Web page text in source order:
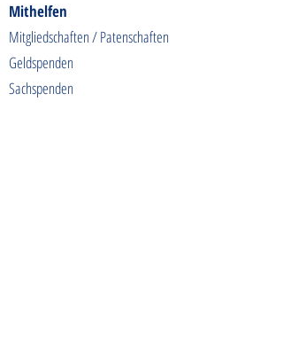
Mithelfen
Mitgliedschaften / Patenschaften
Geldspenden
Sachspenden